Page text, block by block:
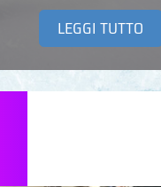
LEGGI TUTTO